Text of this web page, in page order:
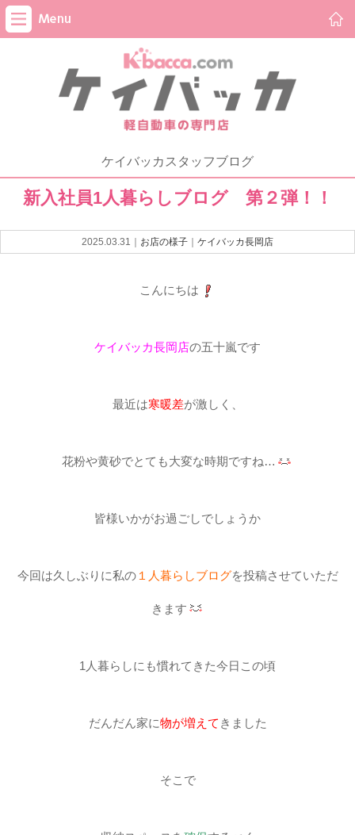
ケイバッカスタッフブログ
新入社員1人暮らしブログ 第２弾！！
2025.03.31｜ お店の様子 ケイバッカ長岡店
こんにちは
ケイバッカ長岡店の五十嵐です
最近は寒暖差が激しく、
花粉や黄砂でとても大変な時期ですね…
皆様いかがお過ごしでしょうか
今回は久しぶりに私の１人暮らしブログを投稿させていただ
きます
1人暮らしにも慣れてきた今日この頃
だんだん家に物が増えて きました
そこで